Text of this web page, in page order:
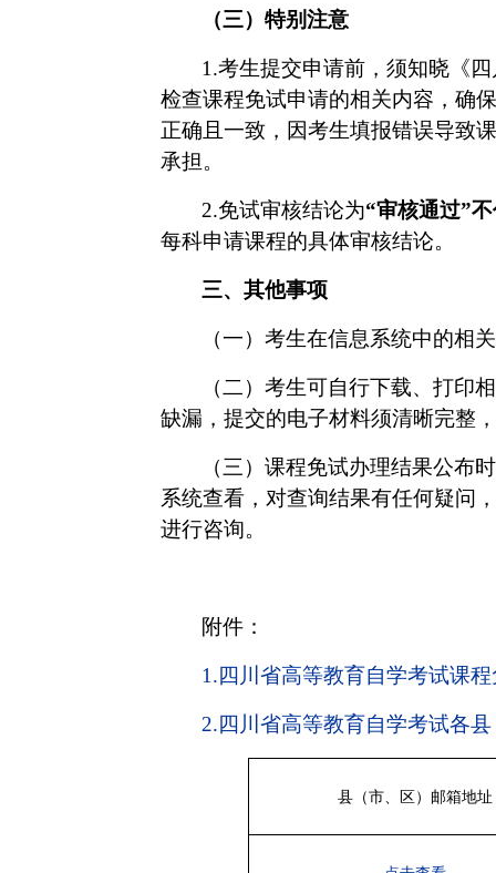
（三） 特别注意
1.考生提交申请前，须知晓《
检查课程免试申请的相关内容，确保
正确且一致，因考生填报错误导致
承担。
2.免试审核结论为“审核通过”
每科申请课程的具体审核结论。
三、 其他事项
（一）考生在信息系统中的相
（二）考生可自行下载、打印
缺漏，提交的电子材料须清晰完整
（三） 课程免试办理结果公布
系统查看，对查询结果有任何疑问
进行咨询。
附件：
1.四川省高等教育自学考试课
2.四川省高等教育自学考试各
县（市、区）邮箱地址